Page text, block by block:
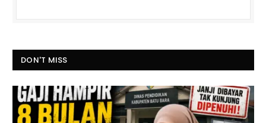
DON'T MISS